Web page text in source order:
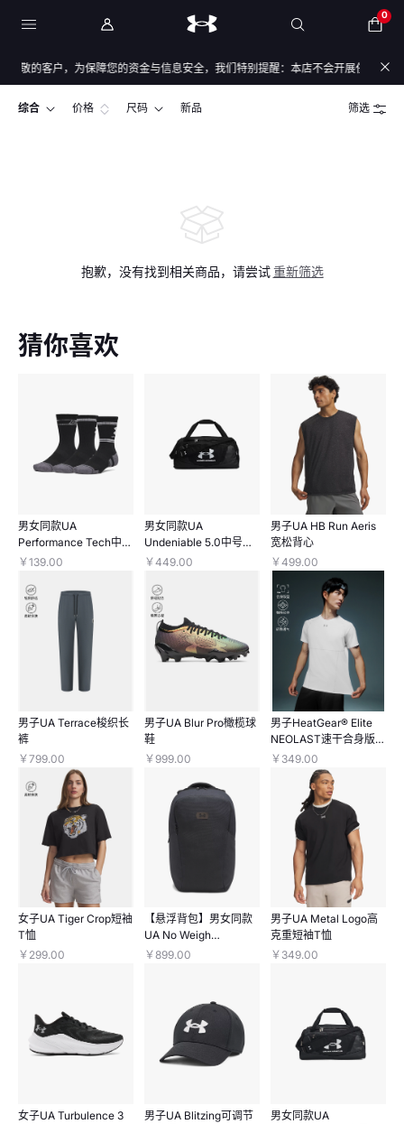
0
尊敬的客户，为保障您的资金与信息安全，我们特别提醒：本店不会开展任何刷
综合 价格 尺码 新品 筛选
抱歉，没有找到相关商品，请尝试 重新筛选
猜你喜欢
男女同款UA
Performance Tech中缓
冲中筒袜—3双装
￥139.00
男女同款UA
Undeniable 5.0中号旅
行包
￥449.00
男子UA HB Run Aeris
宽松背心
￥499.00
男子UA Terrace梭织长
裤
￥799.00
男子UA Blur Pro橄榄球
鞋
￥999.00
男子HeatGear® Elite
NEOLAST速干合身版型
紧身短袖T恤
￥349.00
女子UA Tiger Crop短袖
T恤
￥299.00
【悬浮背包】男女同款
UA No Weigh
Commuter双肩包
￥899.00
男子UA Metal Logo高
克重短袖T恤
￥349.00
女子UA Turbulence 3
男子UA Blitzing可调节
男女同款UA